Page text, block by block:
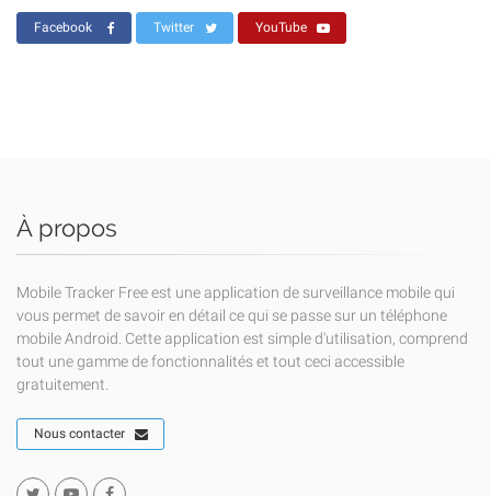
Facebook Twitter YouTube
À propos
Mobile Tracker Free est une application de surveillance mobile qui
vous permet de savoir en détail ce qui se passe sur un téléphone
mobile Android. Cette application est simple d'utilisation, comprend
tout une gamme de fonctionnalités et tout ceci accessible
gratuitement.
Nous contacter